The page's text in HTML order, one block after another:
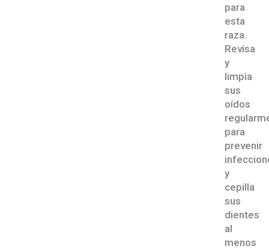
para
esta
raza.
Revisa
y
limpia
sus
oídos
para
prevenir
y
cepilla
sus
dientes
al
menos